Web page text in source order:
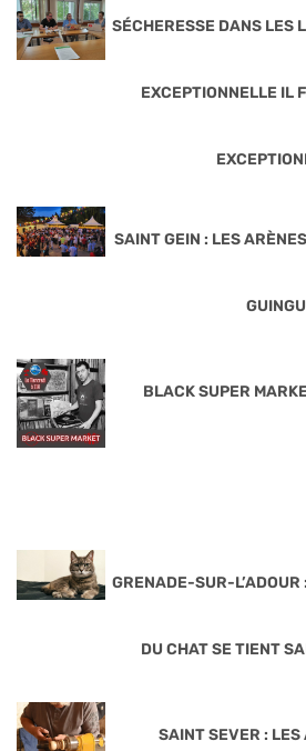
SÉCHERESSE DANS LES
EXCEPTIONNELLE IL
SAINT GEIN : LES
BLACK SUPER
GRENADE-SUR-
DU CHAT SE TIENT
SAINT SEVER : LES